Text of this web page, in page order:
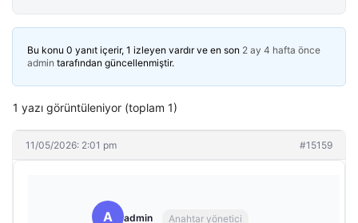
Bu konu 0 yanıt içerir, 1 izleyen vardır ve en son 2 ay 4 hafta önce
admin tarafından güncellenmiştir.
1 yazı görüntüleniyor (toplam 1)
11/05/2026: 2:01 pm #15159
A admin Anahtar yönetici